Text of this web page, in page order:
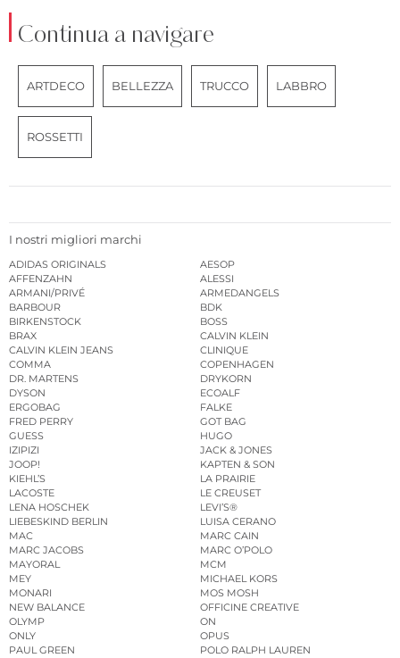
Continua a navigare
ARTDECO BELLEZZA TRUCCO LABBRO
ROSSETTI
I nostri migliori marchi
ADIDAS ORIGINALS
AESOP
AFFENZAHN
ALESSI
ARMANI/PRIVÉ
ARMEDANGELS
BARBOUR
BDK
BIRKENSTOCK
BOSS
BRAX
CALVIN KLEIN
CALVIN KLEIN JEANS
CLINIQUE
COMMA
COPENHAGEN
DR. MARTENS
DRYKORN
DYSON
ECOALF
ERGOBAG
FALKE
FRED PERRY
GOT BAG
GUESS
HUGO
IZIPIZI
JACK & JONES
JOOP!
KAPTEN & SON
KIEHL’S
LA PRAIRIE
LACOSTE
LE CREUSET
LENA HOSCHEK
LEVI’S®
LIEBESKIND BERLIN
LUISA CERANO
MAC
MARC CAIN
MARC JACOBS
MARC O’POLO
MAYORAL
MCM
MEY
MICHAEL KORS
MONARI
MOS MOSH
NEW BALANCE
OFFICINE CREATIVE
OLYMP
ON
ONLY
OPUS
PAUL GREEN
POLO RALPH LAUREN